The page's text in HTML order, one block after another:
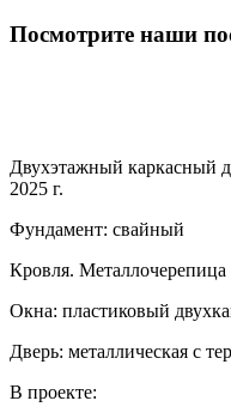
Посмотрите наши
Двухэтажный каркасный
2025 г.
Фундамент: свайный
Кровля. Металлочерепица
Окна: пластиковый
Дверь: металлическая с
В проекте: